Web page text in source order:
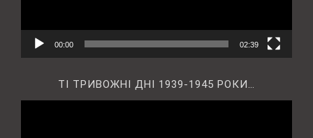
00:00 02:39
ТІ ТРИВОЖНІ ДНІ 1939-1945 РОКИ…